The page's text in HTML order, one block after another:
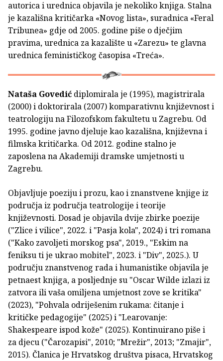
autorica i urednica objavila je nekoliko knjiga. Stalna
je kazališna kritičarka «Novog lista», suradnica «Feral
Tribunea» gdje od 2005. godine piše o dječjim
pravima, urednica za kazalište u «Zarezu» te glavna
urednica feminističkog časopisa «Treća».
Nataša Govedić diplomirala je (1995), magistrirala
(2000) i doktorirala (2007) komparativnu književnost i
teatrologiju na Filozofskom fakultetu u Zagrebu. Od
1995. godine javno djeluje kao kazališna, književna i
filmska kritičarka. Od 2012. godine stalno je
zaposlena na Akademiji dramske umjetnosti u
Zagrebu.
Objavljuje poeziju i prozu, kao i znanstvene knjige iz
područja iz područja teatrologije i teorije
književnosti. Dosad je objavila dvije zbirke poezije
("Zlice i vilice", 2022. i "Pasja kola", 2024) i tri romana
("Kako zavoljeti morskog psa", 2019., "Eskim na
feniksu ti je ukrao mobitel", 2023. i "Div", 2025.). U
području znanstvenog rada i humanistike objavila je
petnaest knjiga, a posljednje su "Oscar Wilde izlazi iz
zatvora ili vaša omiljena umjetnost zove se kritika"
(2023), "Pohvala odriješenim rukama: čitanje i
kritičke pedagogije" (2025) i "Learovanje:
Shakespeare ispod kože" (2025). Kontinuirano piše i
za djecu ("Čarozapisi", 2010; "Mrežir", 2013; "Zmajir",
2015). Članica je Hrvatskog društva pisaca, Hrvatskog